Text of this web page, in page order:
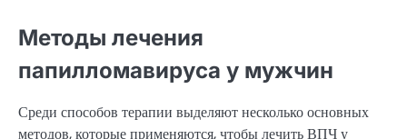
Методы лечения
папилломавируса у мужчин
Среди способов терапии выделяют несколько основных
методов, которые применяются, чтобы лечить ВПЧ у